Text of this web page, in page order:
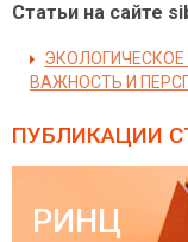
Статьи на сайте
ВАЖНОСТЬ И
ПУБЛИКАЦИИ
РИНЦ